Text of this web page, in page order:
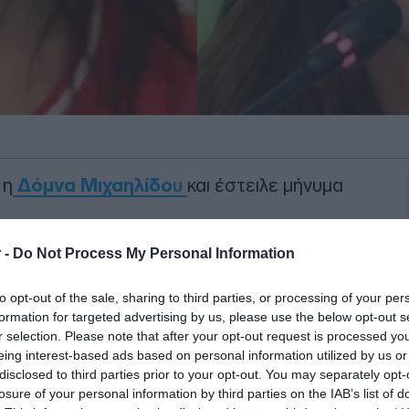
- Do Not Process My Personal Information
opt-out of the sale, sharing to third parties, or processing of your
for targeted advertising by us, please use the below opt-out
selection. Please note that after your opt-out request is processed
interest-based ads based on personal information utilized by us
to third parties prior to your opt-out. You may separately
of your personal information by third parties on the IAB’s list of
Δόμνα Μιχαηλίδου και έστειλε μήνυμα
τον μεγάλο ημιτελικό τηςEuroleague
φορώντας τη φανέλα της
δικό της μήνυμα στήριξης προς τον